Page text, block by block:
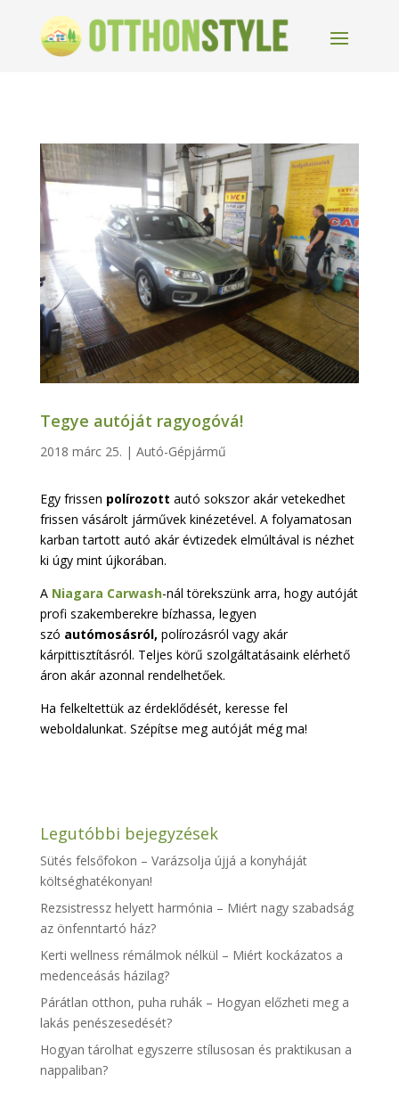
Tegye autóját ragyogóvá!
2018 márc 25. | Autó-Gépjármű
Egy frissen polírozott autó sokszor akár vetekedhet
frissen vásárolt járművek kinézetével. A folyamatosan
karban tartott autó akár évtizedek elmúltával is nézhet
ki úgy mint újkorában.
A Niagara Carwash-nál törekszünk arra, hogy autóját
profi szakemberekre bízhassa, legyen
szó autómosásról, polírozásról vagy akár
kárpittisztításról. Teljes körű szolgáltatásaink elérhető
áron akár azonnal rendelhetőek.
Ha felkeltettük az érdeklődését, keresse fel
weboldalunkat. Szépítse meg autóját még ma!
Legutóbbi bejegyzések
Sütés felsőfokon – Varázsolja újjá a konyháját
költséghatékonyan!
Rezsistressz helyett harmónia – Miért nagy szabadság
az önfenntartó ház?
Kerti wellness rémálmok nélkül – Miért kockázatos a
medenceásás házilag?
Párátlan otthon, puha ruhák – Hogyan előzheti meg a
lakás penészesedését?
Hogyan tárolhat egyszerre stílusosan és praktikusan a
nappaliban?